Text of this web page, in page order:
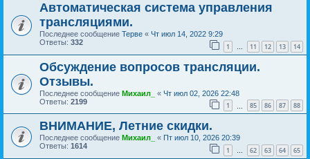
Автоматическая система управления
трансляциями.
Последнее сообщение Терве « Чт июл 14, 2022 9:29
Ответы: 332 1 … 11 12 13 14
Обсуждение вопросов трансляции.
Отзывы.
Последнее сообщение Михаил_ « Чт июл 02, 2026 22:48
Ответы: 2199 1 85 86 87 88
ВНИМАНИЕ, Летние скидки.
Последнее сообщение Михаил_ « Пт июл 10, 2026 20:39
Ответы: 1614 1 … 62 63 64 65